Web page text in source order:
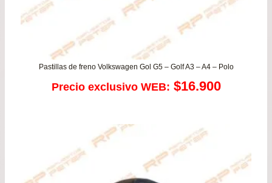
Pastillas de freno Volkswagen Gol G5 – Golf A3 – A4 – Polo
Precio exclusivo WEB: $16.900